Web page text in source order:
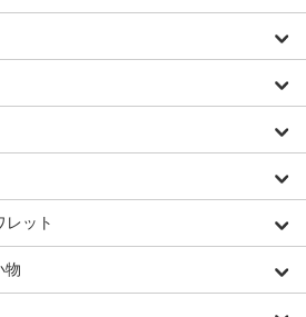
レット
物